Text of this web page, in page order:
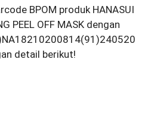
BPOM produk HANASUI
PEEL OFF MASK dengan
detail berikut!